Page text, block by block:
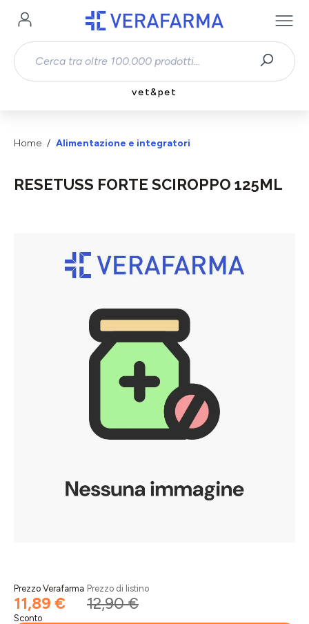
Passa al contenuto principale
vet&pet
Home Alimentazione e integratori
RESETUSS FORTE SCIROPPO 125ML
Prezzo Verafarma
11,89 €
Prezzo di listino
12,90 €
Sconto